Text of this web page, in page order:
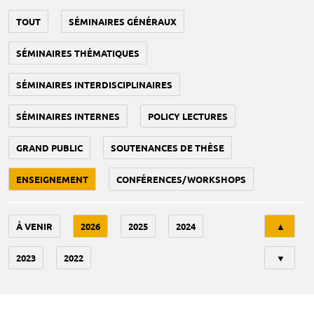
TOUT SÉMINAIRES GÉNÉRAUX
SÉMINAIRES THÉMATIQUES
SÉMINAIRES INTERDISCIPLINAIRES
SÉMINAIRES INTERNES POLICY LECTURES
GRAND PUBLIC SOUTENANCES DE THÈSE
ENSEIGNEMENT CONFÉRENCES/WORKSHOPS
À VENIR 2026 2025 2024
2023 2022
▲
▼